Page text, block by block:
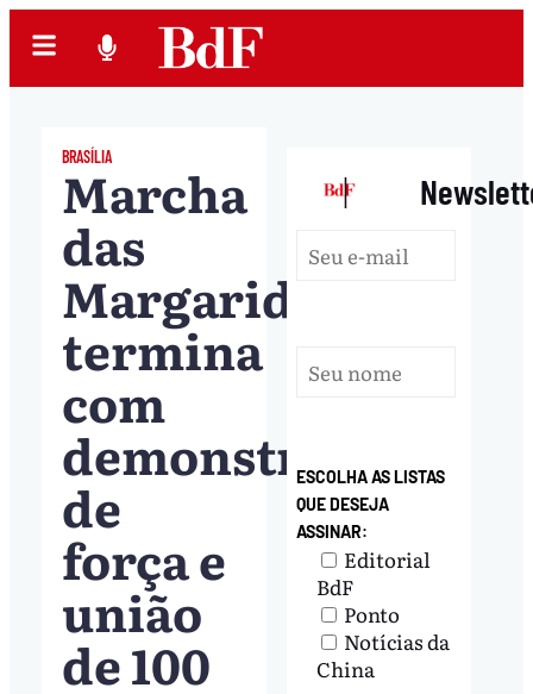
BRASÍLIA
Marcha
das
Margaridas
termina
com
demonstração
de
força e
união
de 100
|
ESCOLHA AS LISTAS
QUE DESEJA
ASSINAR:
Editorial
BdF
Ponto
Notícias da
China